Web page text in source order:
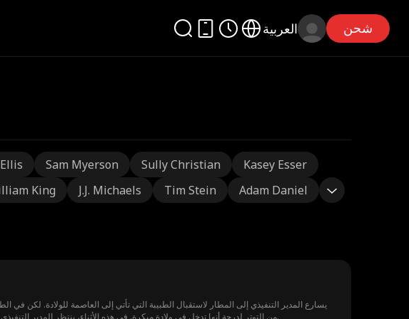
العربية شحن
Sam Myerson Sully Christian
Kasey Esser
King J.J. Michaels Tim Stein Adam Daniel
يسارع المدير التنفيذي إلى المطار لاستقبال الطبيبة التي تأتي إلى العاصمة للولادة. لكن في
من التوتر لدرجة أنها تدخل في ولادة مبكرة. في هذه الأثناء، ينتظر المدير التنفيذي في المطار ليجدها مصابة بجروح خطيرة عند وصولها، بينما يقف ابنه ووالدته بجانبها بابتسامة ساخرة.